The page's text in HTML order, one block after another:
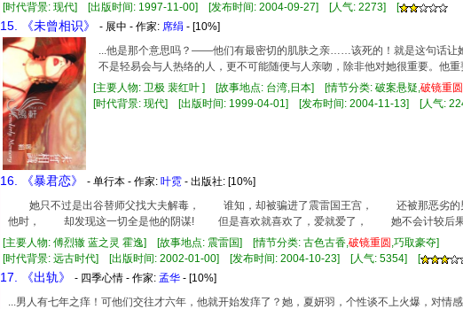
[时代背景: 现代] [出版时间: 1997-11-00] [发布时间: 2004-09-27] [人气: 2273] [
15. 《未曾相识》 - 展中 - 作家: 席绢 - [10%]
...他是那个意思吗？——他们有最密切的肌肤之亲……该死的！就是这句话让
不是轻易会与人热络的人，更不可能随便与人亲吻，除非他对她很重要。他
[主要人物: 卫极 裴红叶 ] [故事地点: 台湾,日本] [情节分类: 破案悬疑,破镜重圆
[时代背景: 现代] [出版时间: 1999-04-01] [发布时间: 2004-11-13] [人气:
16. 《暴君恋》 - 单行本 - 作家: 叶霓 - 出版社: [10%]
她只不过是出谷替师父找大夫解毒， 谁知，却被骗进了震雷国王宫， 还被那恶劣
他时， 却发现这一切全是他的阴谋! 但是喜欢就喜欢了，爱就爱了， 她不会计较
[主要人物: 傅烈辙 蓝之灵 霍逸] [故事地点: 震雷国] [情节分类: 古色古香,破镜重圆 ,巧取豪夺]
[时代背景: 远古时代] [出版时间: 2002-01-00] [发布时间: 2004-10-23] [人气: 5354] [
17. 《出轨》 - 四季心情 - 作家: 孟华 - [10%]
...男人有七年之痒！可他们交往才六年，他就开始发痒了？她，夏妍羽，个性谈不上火爆，对情